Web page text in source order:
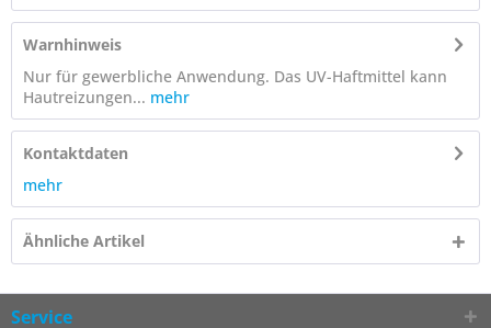
Warnhinweis
Nur für gewerbliche Anwendung. Das UV-Haftmittel kann
Hautreizungen... mehr
Kontaktdaten
mehr
Ähnliche Artikel
Service